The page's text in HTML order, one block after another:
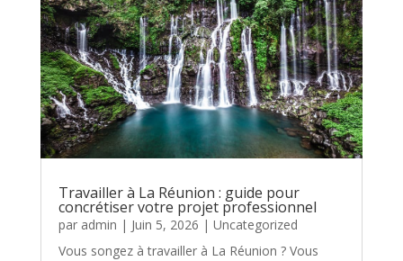
Travailler à La Réunion : guide pour
concrétiser votre projet professionnel
par admin | Juin 5, 2026 | Uncategorized
Vous songez à travailler à La Réunion ? Vous